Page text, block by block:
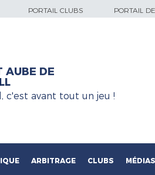
PORTAIL CLUBS PORTAIL
AUBE DE
c'est avant tout un jeu !
ARBITRAGE CLUBS MÉDIAS